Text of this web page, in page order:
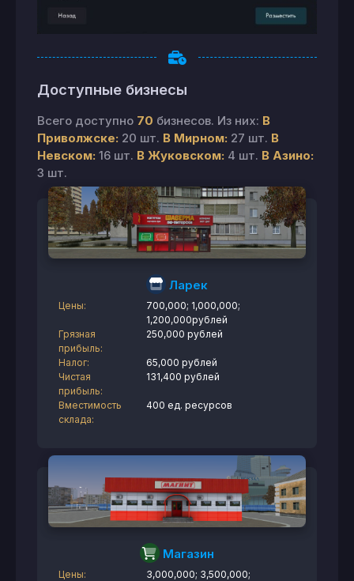
Доступные бизнесы
Всего доступно 70 бизнесов. Из них: В
Приволжске: 20 шт. В Мирном: 27 шт. В
Невском: 16 шт. В Жуковском: 4 шт. В Азино:
3 шт.
Ларек
Цены:
700,000; 1,000,000;
1,200,000рублей
Грязная
прибыль:
250,000 рублей
Налог:
65,000 рублей
Чистая
прибыль:
131,400 рублей
Вместимость
склада:
400 ед. ресурсов
Магазин
Цены:
3,000,000; 3,500,000;